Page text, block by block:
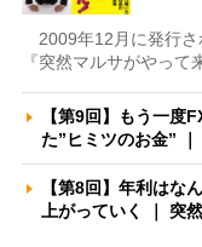
2009年12月に発行さ
『突然マルサがやっ
【第9回】もう一
た”ヒミツのお金”
【第8回】年利は
上がっていく ｜ 突